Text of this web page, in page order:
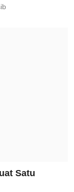
Satu